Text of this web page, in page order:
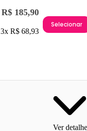
R$ 185,90
3x R$ 68,93
Selecionar
Ver